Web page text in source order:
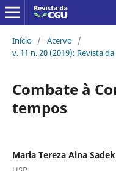
Início / Acervo /
v. 11 n. 20 (2019): Revista
Combate à
tempos
Maria Tereza Aina Sadek